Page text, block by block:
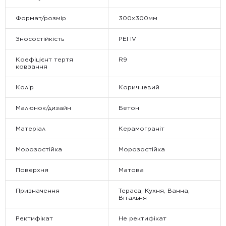
Формат/розмір 300x300мм
Зносостійкість PEI IV
Коефіцієнт тертя
ковзання
R9
Колір Коричневий
Малюнок/дизайн Бетон
Матеріал Керамограніт
Морозостійка Морозостійка
Поверхня Матова
Призначення
Тераса, Кухня, Ванна,
Вітальня
Ректифікат Не ректифікат